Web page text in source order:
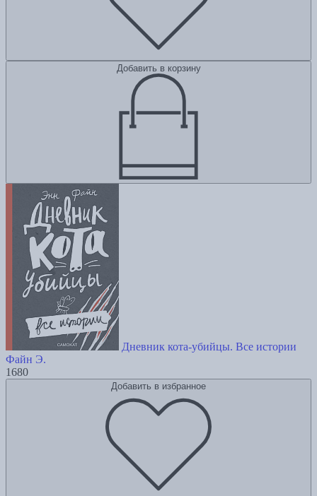
Добавить в корзину
Дневник кота-убийцы. Все истории
Файн Э.
1680
Добавить в избранное